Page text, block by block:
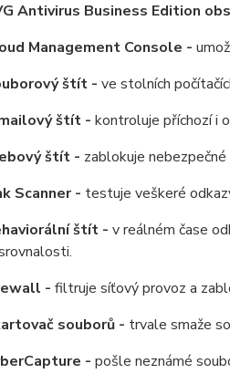
Antivirus Business Edition
Management Console -
štít - ve stolních
štít - kontroluje příchozí i
štít - zablokuje
Scanner - testuje veškeré
štít - v reálném čase
- filtruje síťový provoz a
souborů - trvale smaže
- pošle neznámé